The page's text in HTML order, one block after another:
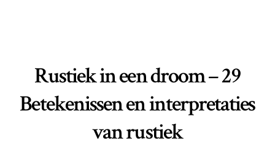
Rustiek in een droom – 29
Betekenissen en interpretaties
van rustiek